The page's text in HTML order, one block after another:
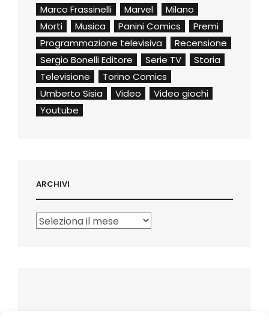
Marco Frassinelli
Marvel
Milano
Morti
Musica Panini Comics
Premi
Programmazione televisiva
Recensione
Sergio Bonelli Editore
Serie TV
Storia
Televisione
Torino Comics
Umberto Sisia
Video
Video giochi
Youtube
ARCHIVI
Archivi